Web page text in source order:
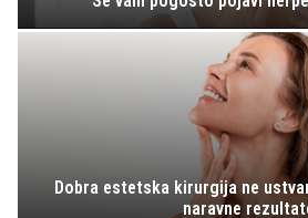
Dobra estetska kirurgija ne
naravne